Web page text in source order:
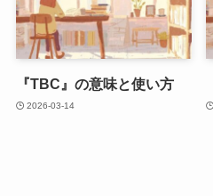
『TBC』の意味と使い方
2026-03-14